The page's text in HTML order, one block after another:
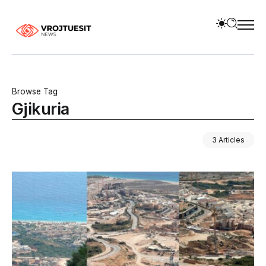
Browse Tag
Gjikuria
3 Articles